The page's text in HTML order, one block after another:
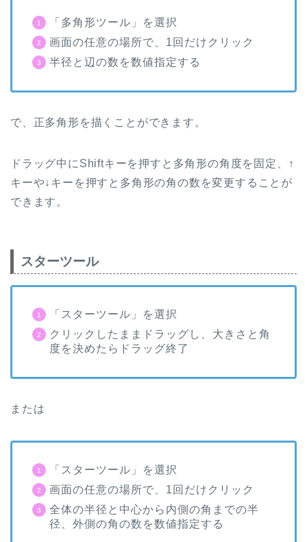
「多角形ツール」を選択
画面の任意の場所で、 1 回だけクリック
半径と辺の数を数値指定する
で、正多角形を描くことができます。
ドラッグ中に Shiftキーを押すと多角形の角度を固定、
↑
キーや↓ キーを押すと多角形の角の数を変更することが
できます。
スターツール
「スターツール」を選択
クリックしたままドラッグし、大きさと角
度を決めたらドラッグ終了
または
「スターツール」を選択
画面の任意の場所で、 1 回だけクリック
全体の半径と中心から内側の角までの半
径、外側の角の数を数値指定する